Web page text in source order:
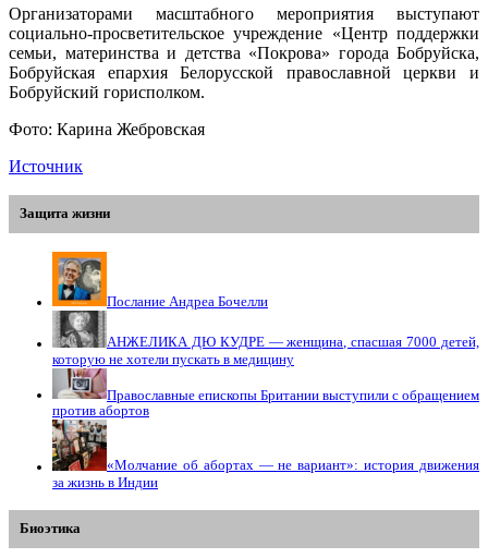
Организаторами масштабного мероприятия выступают
социально-просветительское учреждение «Центр поддержки
семьи, материнства и детства «Покрова» города Бобруйска,
Бобруйская епархия Белорусской православной церкви и
Бобруйский горисполком.
Фото: Карина Жебровская
Источник
Защита жизни
Послание Андреа Бочелли
АНЖЕЛИКА ДЮ КУДРЕ — женщина, спасшая 7000 детей,
которую не хотели пускать в медицину
Православные епископы Британии выступили с обращением
против абортов
«Молчание об абортах — не вариант»: история движения
за жизнь в Индии
Биоэтика